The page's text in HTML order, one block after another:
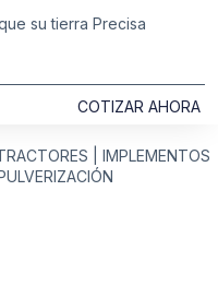
COTIZAR AHORA
IMPLEMENTOS